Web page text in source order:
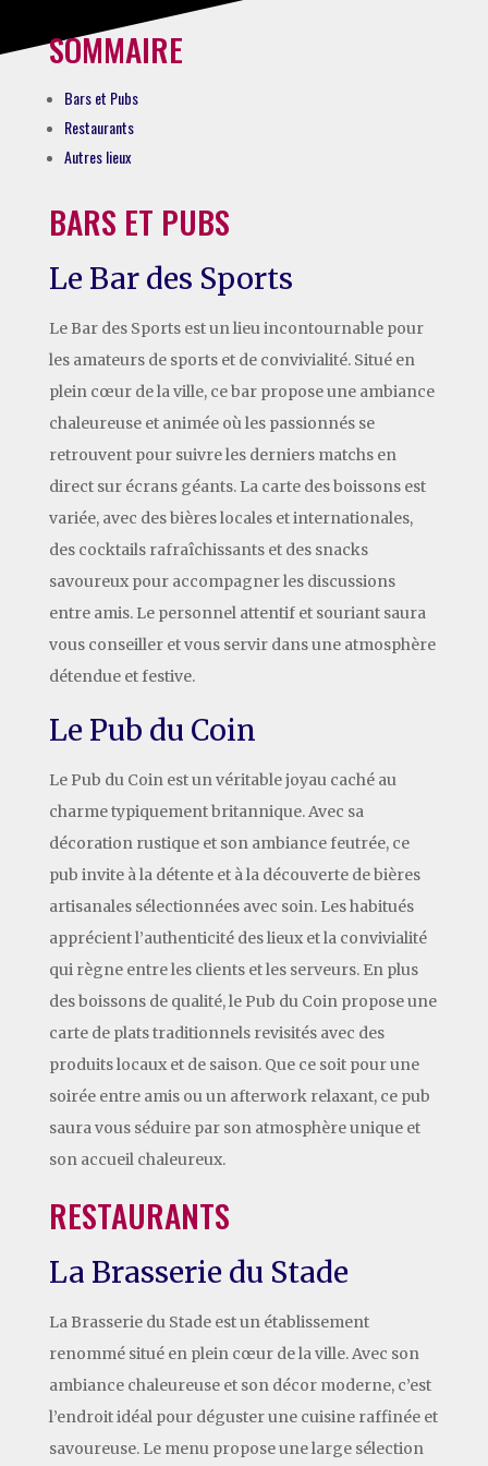
SOMMAIRE
Bars et Pubs
Restaurants
Autres lieux
BARS ET PUBS
Le Bar des Sports
Le Bar des Sports est un lieu incontournable pour
les amateurs de sports et de convivialité. Situé en
plein cœur de la ville, ce bar propose une ambiance
chaleureuse et animée où les passionnés se
retrouvent pour suivre les derniers matchs en
direct sur écrans géants. La carte des boissons est
variée, avec des bières locales et internationales,
des cocktails rafraîchissants et des snacks
savoureux pour accompagner les discussions
entre amis. Le personnel attentif et souriant saura
vous conseiller et vous servir dans une atmosphère
détendue et festive.
Le Pub du Coin
Le Pub du Coin est un véritable joyau caché au
charme typiquement britannique. Avec sa
décoration rustique et son ambiance feutrée, ce
pub invite à la détente et à la découverte de bières
artisanales sélectionnées avec soin. Les habitués
apprécient l’authenticité des lieux et la convivialité
qui règne entre les clients et les serveurs. En plus
des boissons de qualité, le Pub du Coin propose une
carte de plats traditionnels revisités avec des
produits locaux et de saison. Que ce soit pour une
soirée entre amis ou un afterwork relaxant, ce pub
saura vous séduire par son atmosphère unique et
son accueil chaleureux.
RESTAURANTS
La Brasserie du Stade
La Brasserie du Stade est un établissement
renommé situé en plein cœur de la ville. Avec son
ambiance chaleureuse et son décor moderne, c’est
l’endroit idéal pour déguster une cuisine raffinée et
savoureuse. Le menu propose une large sélection